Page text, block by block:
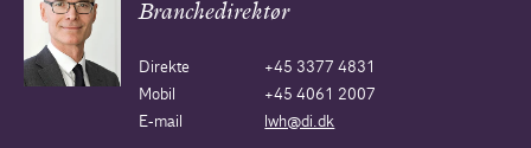
Branchedirektør
Direkte
+45 3377 4831
Mobil
+45 4061 2007
E-mail
lwh@di.dk